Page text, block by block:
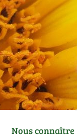
Nous connaître